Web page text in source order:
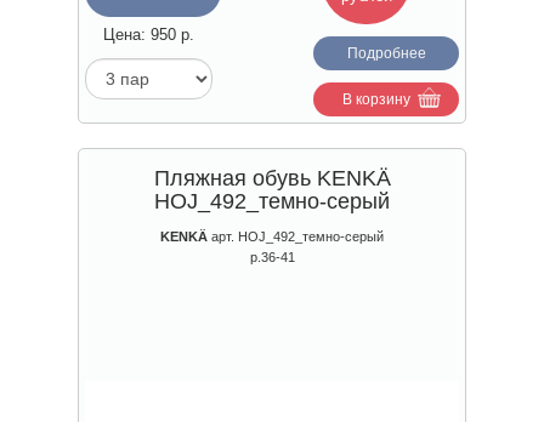
Цена: 950 р.
Подробнее
В корзину
Пляжная обувь KENKÄ
HOJ_492_темно-серый
KENKÄ арт. HOJ_492_темно-серый
р.36-41